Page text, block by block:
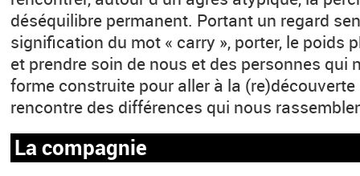
déséquilibre permanent. Portant un regard
signification du mot « carry », porter, le poids
et prendre soin de nous et des personnes qui
forme construite pour aller à la
rencontre des différences qui nous
La compagnie